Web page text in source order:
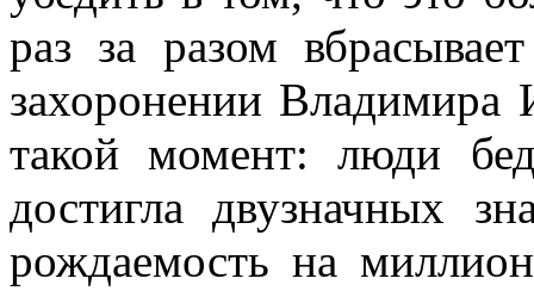
раз за разом
захоронении Владимира
такой момент: люди
достигла двузначных
рождаемость на